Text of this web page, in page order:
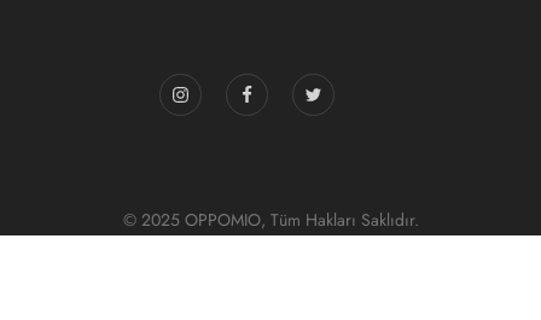
© 2025 OPPOMIO, Tüm Hakları Saklıdır.